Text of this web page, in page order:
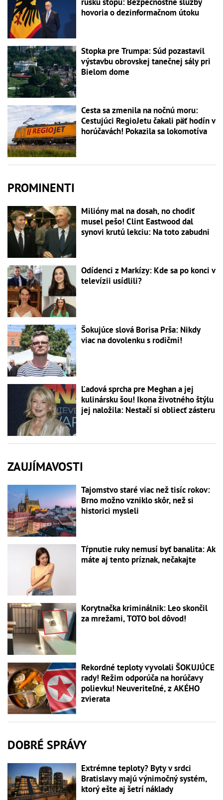
hovoria o dezinformačnom útoku
Stopka pre Trumpa: Súd pozastavil
výstavbu obrovskej tanečnej sály pri
Bielom dome
Cesta sa zmenila na nočnú moru:
Cestujúci RegioJetu čakali päť hodín v
horúčavách! Pokazila sa lokomotíva
PROMINENTI
Milióny mal na dosah, no chodiť
musel pešo! Clint Eastwood dal
synovi krutú lekciu: Na toto zabudni
Odídenci z Markízy: Kde sa po konci v
televízii usídlili?
Šokujúce slová Borisa Prša: Nikdy
viac na dovolenku s rodičmi!
Ľadová sprcha pre Meghan a jej
kulinársku šou! Ikona životného štýlu
jej naložila: Nestačí si obliecť zásteru
ZAUJÍMAVOSTI
Tajomstvo staré viac než tisíc rokov:
Brno možno vzniklo skôr, než si
historici mysleli
Tŕpnutie ruky nemusí byť banalita: Ak
máte aj tento príznak, nečakajte
Korytnačka kriminálnik: Leo skončil
za mrežami, TOTO bol dôvod!
Rekordné teploty vyvolali ŠOKUJÚCE
rady! Režim odporúča na horúčavy
polievku! Neuveriteľné, z AKÉHO
zvierata
DOBRÉ SPRÁVY
Extrémne teploty? Byty v srdci
Bratislavy majú výnimočný systém,
ktorý ešte aj šetrí náklady